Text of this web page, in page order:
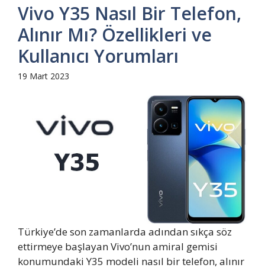
Vivo Y35 Nasıl Bir Telefon,
Alınır Mı? Özellikleri ve
Kullanıcı Yorumları
19 Mart 2023
Türkiye’de son zamanlarda adından sıkça söz
ettirmeye başlayan Vivo’nun amiral gemisi
konumundaki Y35 modeli nasıl bir telefon, alınır